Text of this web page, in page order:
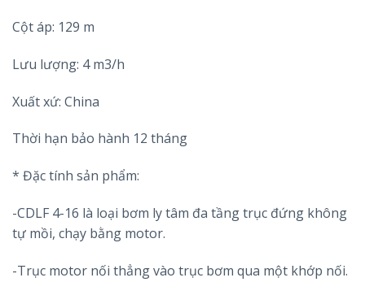
Cột áp: 129 m
Lưu lượng: 4 m3/h
Xuất xứ: China
Thời hạn bảo hành 12 tháng
* Đặc tính sản phẩm:
-CDLF 4-16 là loại bơm ly tâm đa tầng trục đứng không
tự mồi, chạy bằng motor.
-Trục motor nối thẳng vào trục bơm qua một khớp nối.